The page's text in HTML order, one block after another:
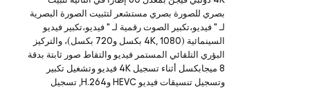
بصري للصورة بصري مستشعر لتثبيت الصورة البصرية
لـ " فيديو،تكبير الصوت رقمية لـ " فيديو،تكبير فيديو
السينمائية (4K, 1080 بكسل و720 بكسل)، والتركيز
البؤري التلقائي المستمر فيديو والتقاط صور ثابتة بدقة
8 ميجابكسل أثناء تسجيل 4K فيديو وتشغيل تكبير
وتسجيل تنسيقات فيديو HEVC وH.264, تسجيل